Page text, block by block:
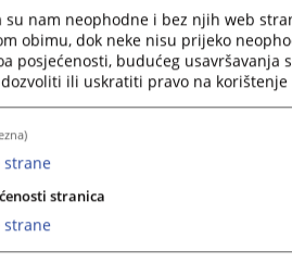
su nam neophodne i bez njih web
obimu, dok neke nisu prijeko
posjećenosti, budućeg usavršavanja
ili uskratiti pravo na
strane
stranica
strane